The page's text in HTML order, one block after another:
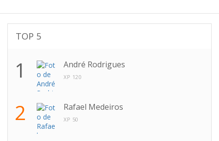
TOP 5
1 André Rodrigues
XP 120
2 Rafael Medeiros
XP 50